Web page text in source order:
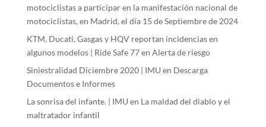
motociclistas a participar en la manifestación nacional de
motociclistas, en Madrid, el día 15 de Septiembre de 2024
KTM, Ducati, Gasgas y HQV reportan incidencias en
algunos modelos | Ride Safe 77en Alerta de riesgo
Siniestralidad Diciembre 2020 | IMU en Descarga
Documentos e Informes
La sonrisa del infante. | IMU en La maldad del diablo y el
maltratador infantil